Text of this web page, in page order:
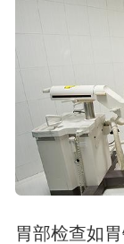
胃部检查如